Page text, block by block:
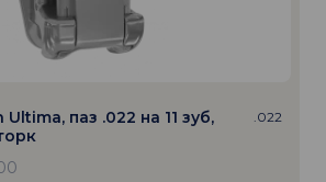
паз .022 на 11 зуб,
.022